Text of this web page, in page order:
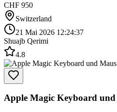
CHF 950
Switzerland
21 Mai 2026 12:24:37
Shuajb Qerimi
4.8
Apple Magic Keyboard